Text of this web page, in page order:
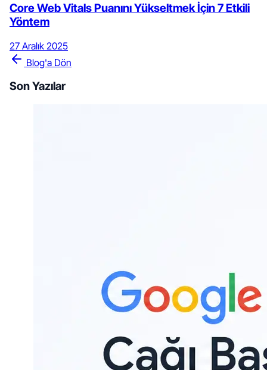
Core Web Vitals Puanını Yükseltmek İçin 7 Etkili
Yöntem
27 Aralık 2025
Blog'a Dön
Son Yazılar